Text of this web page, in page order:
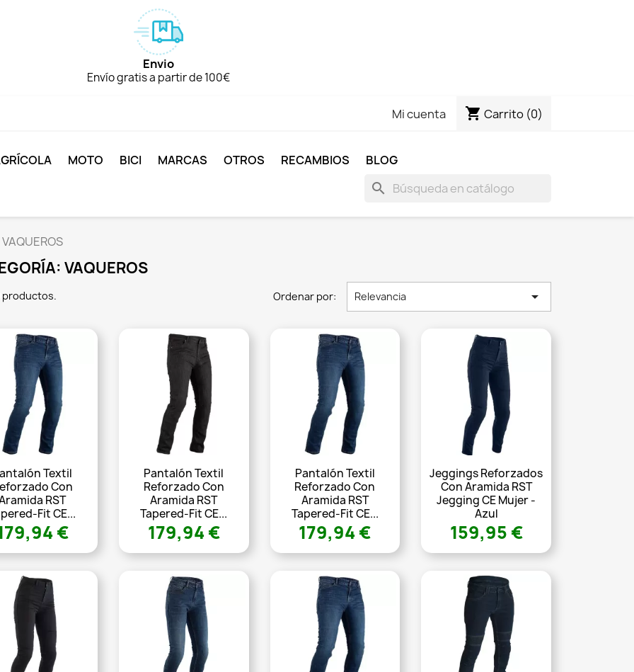
Envio
Envío gratis a partir de 100€
Mi cuenta shopping_cart Carrito (0)
MOTO BICI MARCAS OTROS RECAMBIOS BLOG
search
VAQUEROS
VAQUEROS
productos. Ordenar por: Relevancia 
Textil
Con
RST
Fit CE...
€
Pantalón Textil
Reforzado Con
Aramida RST
Tapered-Fit CE...
179,94 €
Pantalón Textil
Reforzado Con
Aramida RST
Tapered-Fit CE...
179,94 €
Jeggings Reforzados
Con Aramida RST
Jegging CE Mujer -
Azul
159,95 €